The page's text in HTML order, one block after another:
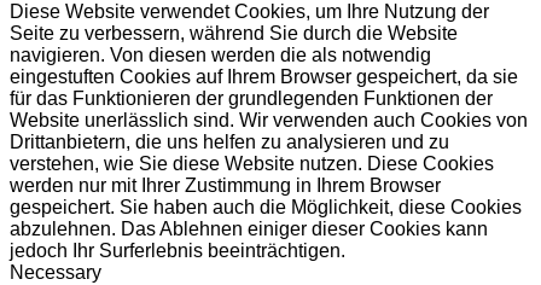
Diese Website verwendet Cookies, um Ihre Nutzung der
Seite zu verbessern, während Sie durch die Website
navigieren. Von diesen werden die als notwendig
eingestuften Cookies auf Ihrem Browser gespeichert, da sie
für das Funktionieren der grundlegenden Funktionen der
Website unerlässlich sind. Wir verwenden auch Cookies von
Drittanbietern, die uns helfen zu analysieren und zu
verstehen, wie Sie diese Website nutzen. Diese Cookies
werden nur mit Ihrer Zustimmung in Ihrem Browser
gespeichert. Sie haben auch die Möglichkeit, diese Cookies
abzulehnen. Das Ablehnen einiger dieser Cookies kann
jedoch Ihr Surferlebnis beeinträchtigen.
Necessary